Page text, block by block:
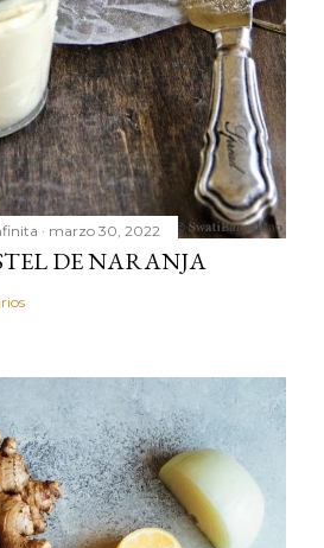
marzo 30, 2022
DE NARANJA